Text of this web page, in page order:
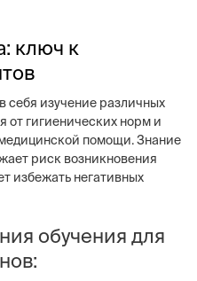
ключ к
себя изучение различных
от гигиенических норм и
помощи. Знание
риск возникновения
избежать негативных
обучения для